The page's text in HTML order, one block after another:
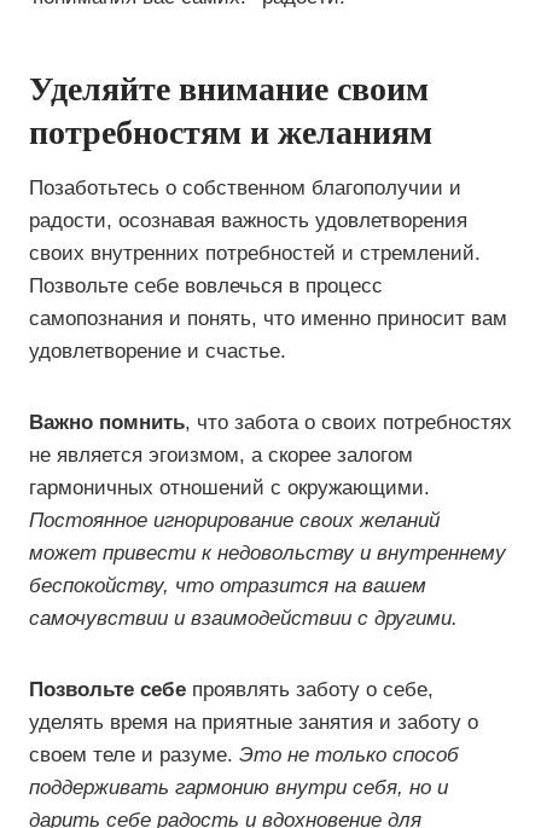
Уделяйте внимание своим
потребностям и желаниям
Позаботьтесь о собственном благополучии и
радости, осознавая важность удовлетворения
своих внутренних потребностей и стремлений.
Позвольте себе вовлечься в процесс
самопознания и понять, что именно приносит вам
удовлетворение и счастье.
Важно помнить, что забота о своих потребностях
не является эгоизмом, а скорее залогом
гармоничных отношений с окружающими.
Постоянное игнорирование своих желаний
может привести к недовольству и внутреннему
беспокойству, что отразится на вашем
самочувствии и взаимодействии с другими.
Позвольте себе проявлять заботу о себе,
уделять время на приятные занятия и заботу о
своем теле и разуме. Это не только способ
поддерживать гармонию внутри себя, но и
дарить себе радость и вдохновение для